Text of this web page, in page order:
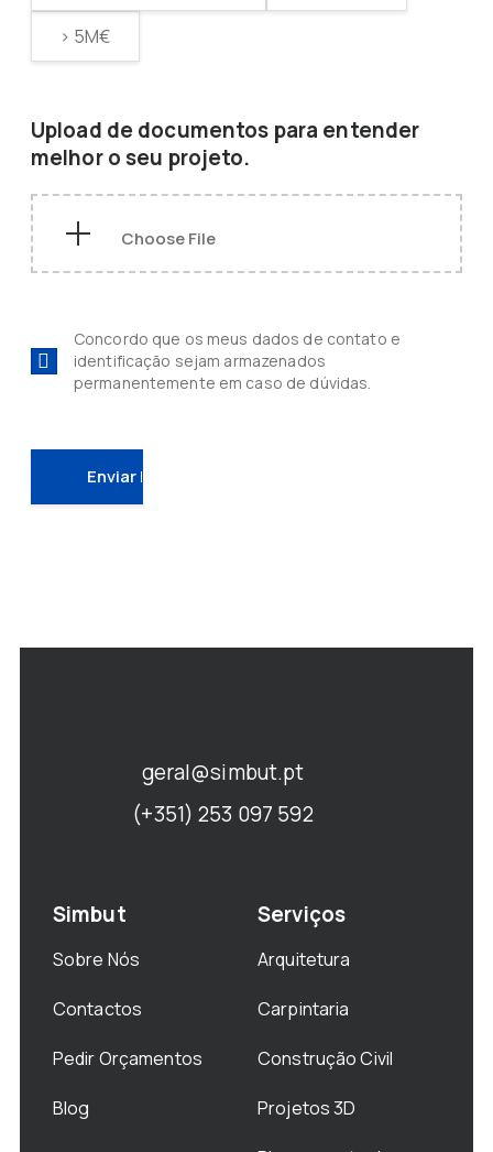
> 5M€
Upload de documentos para entender
melhor o seu projeto.
Concordo que os meus dados de contato e
identificação sejam armazenados
permanentemente em caso de dúvidas.
geral@simbut.pt
(+351) 253 097 592
Simbut
Sobre Nós
Contactos
Pedir Orçamentos
Blog
Serviços
Arquitetura
Carpintaria
Construção Civil
Projetos 3D